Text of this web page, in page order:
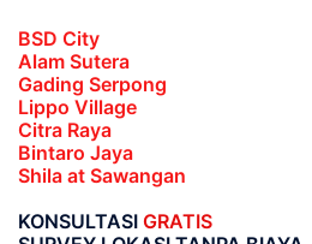
BSD City
Alam Sutera
Gading Serpong
Lippo Village
Citra Raya
Bintaro Jaya
Shila at Sawangan
KONSULTASI GRATIS